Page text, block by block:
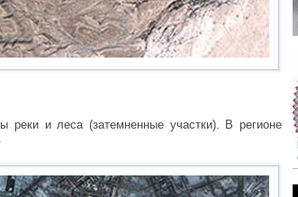
и леса (затемненные участки). В регионе